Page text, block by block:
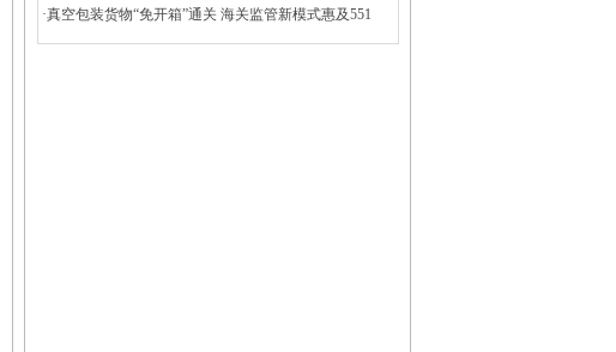
在湖南资兴成功举办
·真空包装货物“免开箱”通关 海关监管新模式惠及551
家高新技术企业